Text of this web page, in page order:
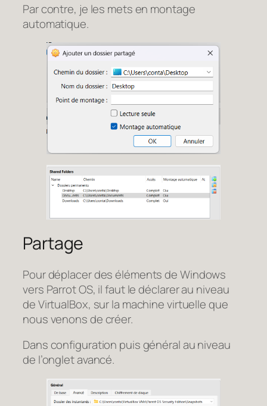
Par contre, je les mets en montage
automatique.
Partage
Pour déplacer des éléments de Windows
vers Parrot OS, il faut le déclarer au niveau
de VirtualBox, sur la machine virtuelle que
nous venons de créer.
Dans configuration puis général au niveau
de l’onglet avancé.